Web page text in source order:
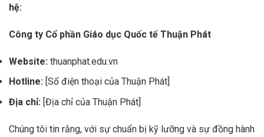
hệ:
Công ty Cổ phần Giáo dục Quốc tế Thuận Phát
Website: thuanphat.edu.vn
Hotline: [Số điện thoại của Thuận Phát]
Địa chỉ: [Địa chỉ của Thuận Phát]
Chúng tôi tin rằng, với sự chuẩn bị kỹ lưỡng và sự đồng hành